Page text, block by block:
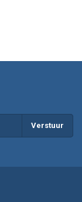
Verstuur